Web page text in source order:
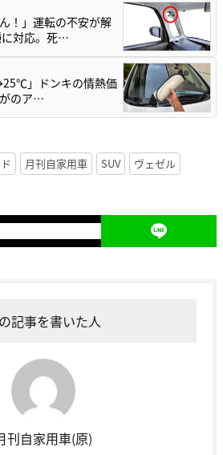
！」運転の不安が解
に対応。死…
」ドンキの情熱価
のア…
月刊自家用車 SUV
ヴェゼル
記事を書いた人
刊自家用車(原)